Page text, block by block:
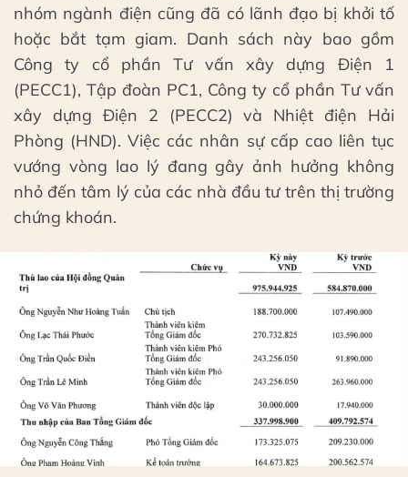
nhóm ngành điện cũng đã có lãnh đạo bị khởi tố
hoặc bắt tạm giam. Danh sách này bao gồm
Công ty cổ phần Tư vấn xây dựng Điện 1
(PECC1), Tập đoàn PC1, Công ty cổ phần Tư vấn
xây dựng Điện 2 (PECC2) và Nhiệt điện Hải
Phòng (HND). Việc các nhân sự cấp cao liên tục
vướng vòng lao lý đang gây ảnh hưởng không
nhỏ đến tâm lý của các nhà đầu tư trên thị trường
chứng khoán.